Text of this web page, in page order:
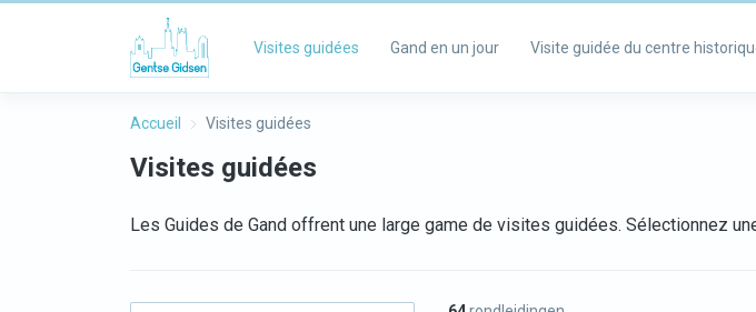
Visites guidées Gand en un jour Visite guidée du centre
Accueil Visites guidées
Visites guidées
Les Guides de Gand offrent une large game de visites guidées. Sélectionnez